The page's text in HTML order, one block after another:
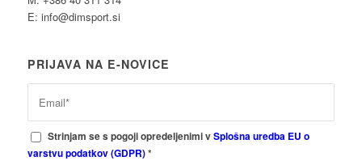
E: info@dimsport.si
PRIJAVA NA E-NOVICE
Strinjam se s pogoji opredeljenimi vSplošna uredba EU o
varstvu podatkov (GDPR) *